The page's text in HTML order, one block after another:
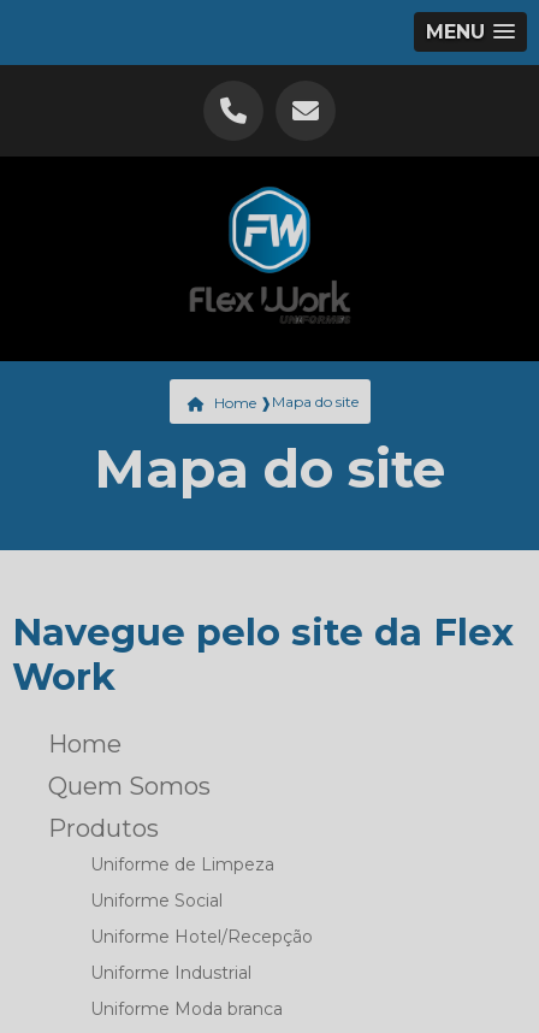
MENU
Home ❱ Mapa do site
Mapa do site
Navegue pelo site da Flex
Work
Home
Quem Somos
Produtos
Uniforme de Limpeza
Uniforme Social
Uniforme Hotel/Recepção
Uniforme Industrial
Uniforme Moda branca